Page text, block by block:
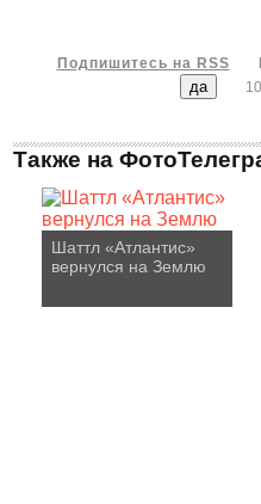
Подпишитесь на RSS
Также на
Шаттл «Атлантис»
вернулся на Землю